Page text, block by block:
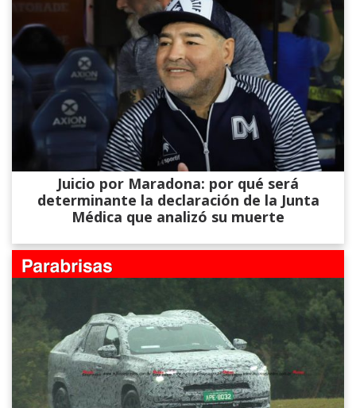
Juicio por Maradona: por qué será
determinante la declaración de la Junta
Médica que analizó su muerte